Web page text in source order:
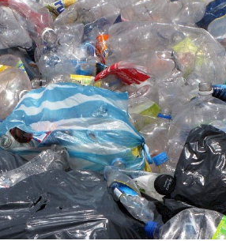
LICENÇAS
MEDIA
CARREIRAS
CONTACTOS
ÁREA CLIENTE